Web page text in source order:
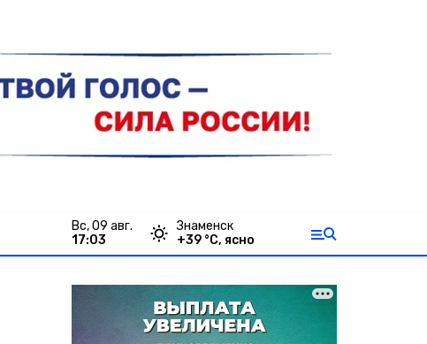
вс, 09 авг.
17:03
Знаменск
+39 °С, ясно